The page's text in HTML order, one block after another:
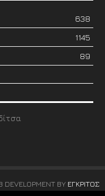
638
1145
89
BY ΕΓΚΡΙΤΟΣ